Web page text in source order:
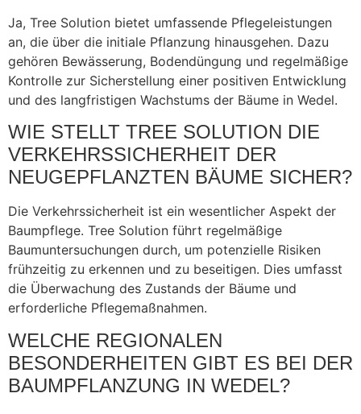
Ja, Tree Solution bietet umfassende Pflegeleistungen
an, die über die initiale Pflanzung hinausgehen. Dazu
gehören Bewässerung, Bodendüngung und regelmäßige
Kontrolle zur Sicherstellung einer positiven Entwicklung
und des langfristigen Wachstums der Bäume in Wedel.
WIE STELLT TREE SOLUTION DIE
VERKEHRSSICHERHEIT DER
NEUGEPFLANZTEN BÄUME SICHER?
Die Verkehrssicherheit ist ein wesentlicher Aspekt der
Baumpflege. Tree Solution führt regelmäßige
Baumuntersuchungen durch, um potenzielle Risiken
frühzeitig zu erkennen und zu beseitigen. Dies umfasst
die Überwachung des Zustands der Bäume und
erforderliche Pflegemaßnahmen.
WELCHE REGIONALEN
BESONDERHEITEN GIBT ES BEI DER
BAUMPFLANZUNG IN WEDEL?